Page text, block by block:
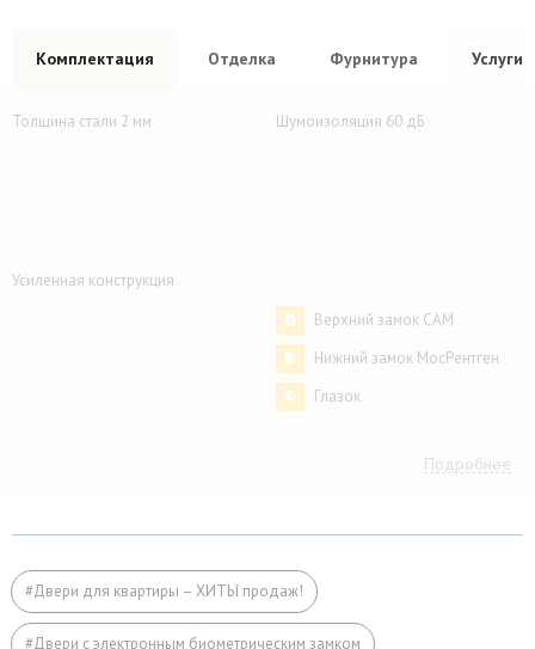
Комплектация Отделка Фурнитура Услуги
Толщина стали 2 мм Шумоизоляция 60 дБ
Усиленная конструкция
Верхний замок САМ
Нижний замок МосРентген
Глазок
Коробка профильная труба 50×25 мм
Лист стали 2 мм
Подробнее
#Двери для квартиры – ХИТЫ продаж!
#Двери с электронным биометрическим замком